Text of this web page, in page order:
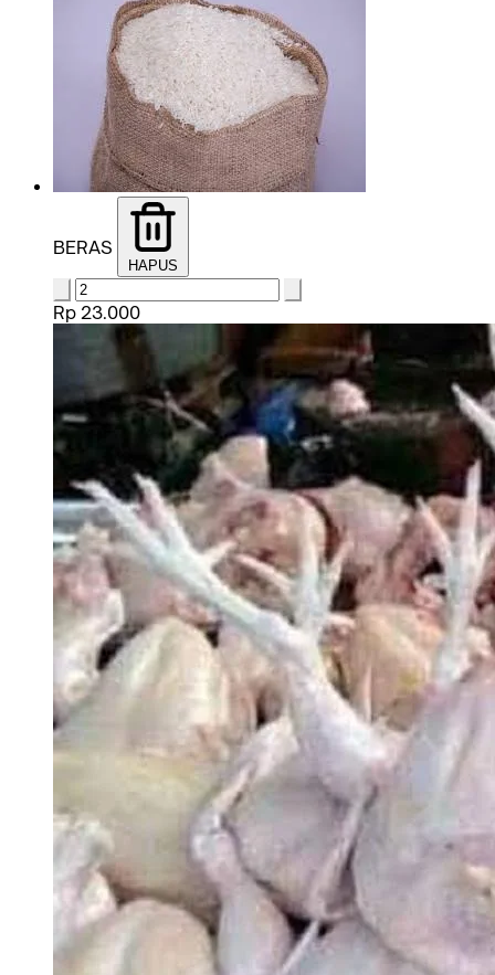
BERAS
HAPUS
Rp 23.000